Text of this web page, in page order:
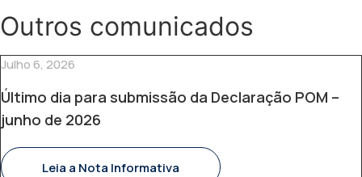
Outros comunicados
Julho 6, 2026
Último dia para submissão da Declaração POM –
junho de 2026
Leia a Nota Informativa